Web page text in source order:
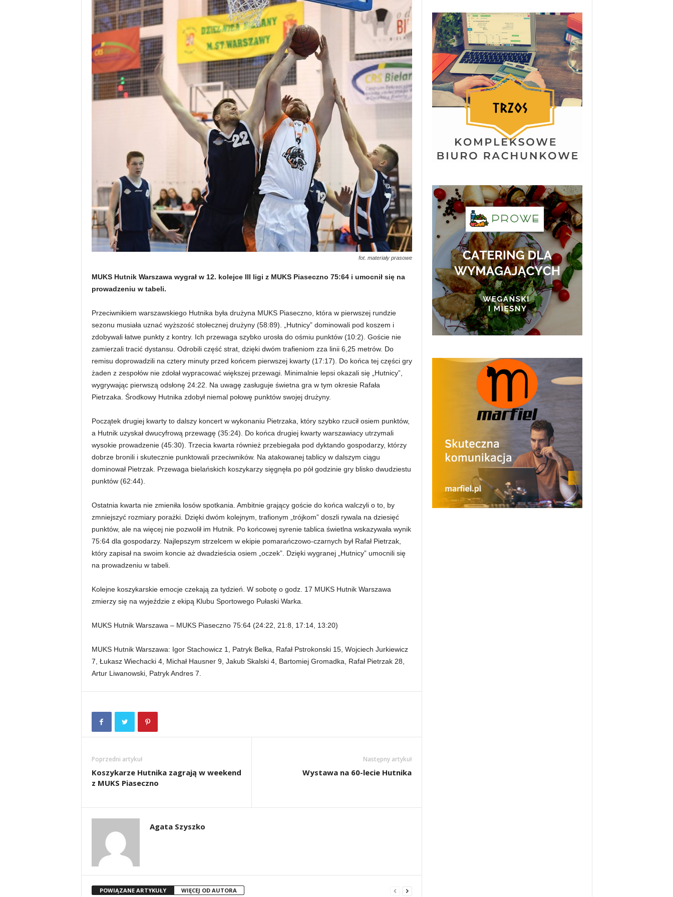
fot. materiały prasowe
MUKS Hutnik Warszawa wygrał w 12. kolejce III ligi z MUKS Piaseczno 75:64 i umocnił się na
prowadzeniu w tabeli.
Przeciwnikiem warszawskiego Hutnika była drużyna MUKS Piaseczno, która w pierwszej rundzie
sezonu musiała uznać wyższość stołecznej drużyny (58:89). „Hutnicy” dominowali pod koszem i
zdobywali łatwe punkty z kontry. Ich przewaga szybko urosła do ośmiu punktów (10:2). Goście nie
zamierzali tracić dystansu. Odrobili część strat, dzięki dwóm trafieniom zza linii 6,25 metrów. Do
remisu doprowadzili na cztery minuty przed końcem pierwszej kwarty (17:17). Do końca tej części gry
żaden z zespołów nie zdołał wypracować większej przewagi. Minimalnie lepsi okazali się „Hutnicy”,
wygrywając pierwszą odsłonę 24:22. Na uwagę zasługuje świetna gra w tym okresie Rafała
Pietrzaka. Środkowy Hutnika zdobył niemal połowę punktów swojej drużyny.
Początek drugiej kwarty to dalszy koncert w wykonaniu Pietrzaka, który szybko rzucił osiem punktów,
a Hutnik uzyskał dwucyfrową przewagę (35:24). Do końca drugiej kwarty warszawiacy utrzymali
wysokie prowadzenie (45:30). Trzecia kwarta również przebiegała pod dyktando gospodarzy, którzy
dobrze bronili i skutecznie punktowali przeciwników. Na atakowanej tablicy w dalszym ciągu
dominował Pietrzak. Przewaga bielańskich koszykarzy sięgnęła po pół godzinie gry blisko dwudziestu
punktów (62:44).
Ostatnia kwarta nie zmieniła losów spotkania. Ambitnie grający goście do końca walczyli o to, by
zmniejszyć rozmiary porażki. Dzięki dwóm kolejnym, trafionym „trójkom” doszli rywala na dziesięć
punktów, ale na więcej nie pozwolił im Hutnik. Po końcowej syrenie tablica świetlna wskazywała wynik
75:64 dla gospodarzy. Najlepszym strzelcem w ekipie pomarańczowo-czarnych był Rafał Pietrzak,
który zapisał na swoim koncie aż dwadzieścia osiem „oczek”. Dzięki wygranej „Hutnicy” umocnili się
na prowadzeniu w tabeli.
Kolejne koszykarskie emocje czekają za tydzień. W sobotę o godz. 17 MUKS Hutnik Warszawa
zmierzy się na wyjeździe z ekipą Klubu Sportowego Pułaski Warka.
MUKS Hutnik Warszawa – MUKS Piaseczno 75:64 (24:22, 21:8, 17:14, 13:20)
MUKS Hutnik Warszawa: Igor Stachowicz 1, Patryk Belka, Rafał Pstrokonski 15, Wojciech Jurkiewicz
7, Łukasz Wiechacki 4, Michał Hausner 9, Jakub Skalski 4, Bartomiej Gromadka, Rafał Pietrzak 28,
Artur Liwanowski, Patryk Andres 7.
Poprzedni artykuł
Koszykarze Hutnika zagrają w weekend
z MUKS Piaseczno
Następny artykuł
Wystawa na 60-lecie Hutnika
Agata Szyszko
POWIĄZANE ARTYKUŁY WIĘCEJ OD AUTORA